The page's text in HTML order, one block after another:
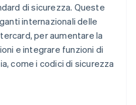
di sicurezza. Queste
internazionali delle
per aumentare la
e integrare funzioni di
come i codici di sicurezza